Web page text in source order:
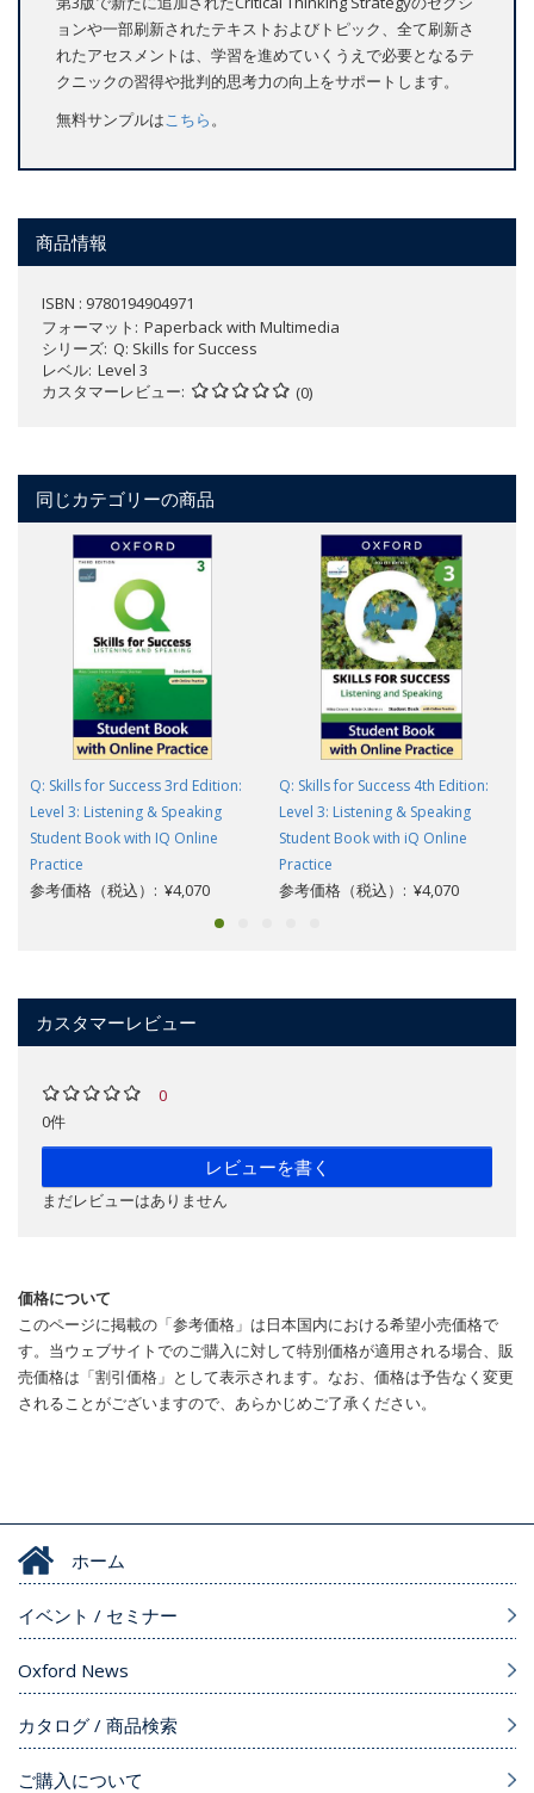
ョンや一部刷新されたテキストおよびトピック、全て刷新さ
れたアセスメントは、学習を進めていくうえで必要となるテ
クニックの習得や批判的思考力の向上をサポートします。
無料サンプルはこちら。
商品情報
ISBN : 9780194904971
フォーマット
Paperback with Multimedia
シリーズ Q: Skills for Success
レベル Level 3
カスタマーレビュー
(0)
同じカテゴリーの商品
Q: Skills for Success 3rd Edition:
Level 3: Listening & Speaking
Student Book with IQ Online
Practice
参考価格（税込）: ¥4,070
Q: Skills for Success 4th Edition:
Level 3: Listening & Speaking
Student Book with iQ Online
Practice
参考価格（税込）: ¥4,070
カスタマーレビュー
0
0件
レビューを書く
まだレビューはありません
価格について
このページに掲載の「参考価格」は日本国内における希望小売価格で
す。当ウェブサイトでのご購入に対して特別価格が適用される場合、販
売価格は「割引価格」として表示されます。なお、価格は予告なく変更
されることがございますので、あらかじめご了承ください。
ホーム
イベント / セミナー
Oxford News
カタログ / 商品検索
ご購入について